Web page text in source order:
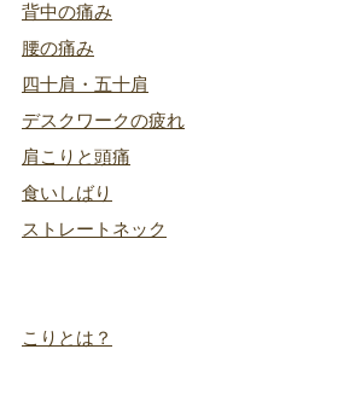
背中の痛み
腰の痛み
四十肩・五十肩
デスクワークの疲れ
肩こりと頭痛
食いしばり
ストレートネック
こりとは？